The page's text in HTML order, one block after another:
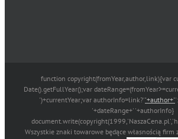
function copyright(fromYear,author,link){var
Date().getFullYear();var
')+currentYear;var authorInfo=link?''+author+'
'+dateRange+' '+authorInfo}
Wszystkie znaki towarowe będące własnością firm